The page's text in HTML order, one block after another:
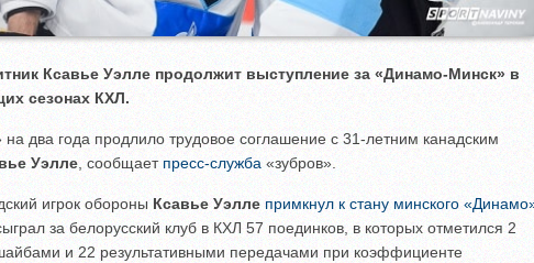
Ксавье Уэлле продолжит выступление за «Динамо-Минск» в
сезонах КХЛ.
два года продлило трудовое соглашение с 31-летним канадским
Уэлле , сообщает пресс-служба «зубров».
игрок обороны Ксавье Уэлле примкнул к стану минского
за белорусский клуб в КХЛ 57 поединков, в которых отметился 2
и 22 результативными передачами при коэффициенте